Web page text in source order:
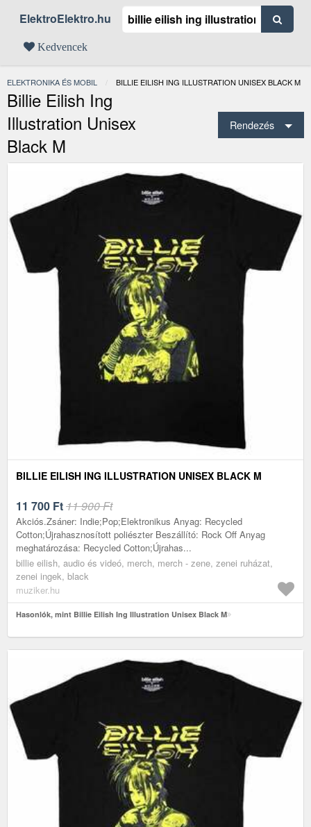
ElektroElektro.hu
Kedvencek
ELEKTRONIKA ÉS MOBIL JELENLEGI:
BILLIE EILISH ING ILLUSTRATION UNISEX BLACK M
Billie Eilish Ing
Illustration Unisex
Black M
Rendezés
BILLIE EILISH ING ILLUSTRATION UNISEX BLACK M
11 700 Ft11 900 Ft
Akciós.Zsáner: Indie;Pop;Elektronikus Anyag: Recycled
Cotton;Újrahasznosított poliészter Beszállító: Rock Off Anyag
meghatározása: Recycled Cotton;Újrahas...
billie eilish, audio és videó, merch, merch - zene, zenei ruházat,
zenei ingek, black
muziker.hu
Hasonlók, mint Billie Eilish Ing Illustration Unisex Black M